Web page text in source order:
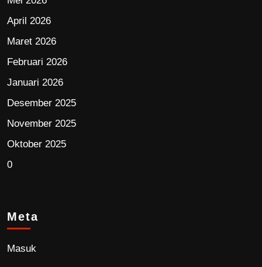
April 2026
Maret 2026
Februari 2026
Januari 2026
Desember 2025
November 2025
Oktober 2025
0
Meta
Masuk